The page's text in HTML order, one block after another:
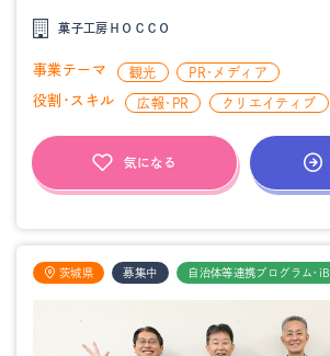
菓子工房ＨＯＣＣＯ
事業テーマ 観光 PR・メディア
役割・スキル 広報・PR クリエイティブ
気になる
茨城県 募集中 自治体等連携プログラム・